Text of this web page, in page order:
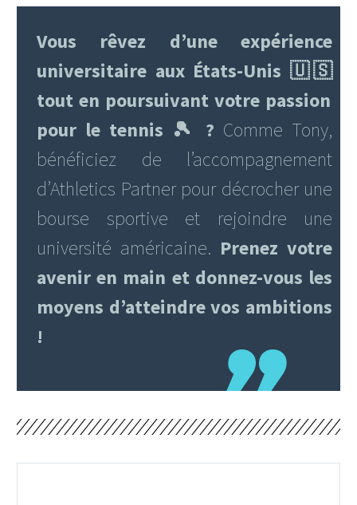
Vous rêvez d’une expérience
universitaire aux États-Unis 🇺🇸
tout en poursuivant votre passion
pour le tennis 🎾
? Comme Tony,
bénéficiez de l’accompagnement
d’Athletics Partner pour décrocher une
bourse sportive et rejoindre une
université américaine. Prenez votre
avenir en main et donnez-vous les
moyens d’atteindre vos ambitions
!